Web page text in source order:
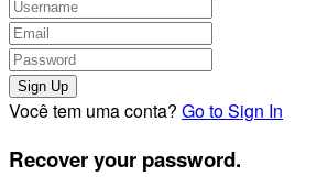
Você tem uma conta? Go to Sign In
Recover your password.